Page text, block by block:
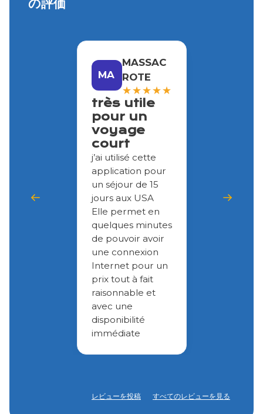
MA
MASSAC
ROTE
★★★★★
très utile
pour un
voyage
court
j’ai utilisé cette
application pour
un séjour de 15
jours aux USA
Elle permet en
quelques minutes
de pouvoir avoir
une connexion
Internet pour un
prix tout à fait
raisonnable et
avec une
disponibilité
immédiate
レビューを投稿 すべてのレビューを見る